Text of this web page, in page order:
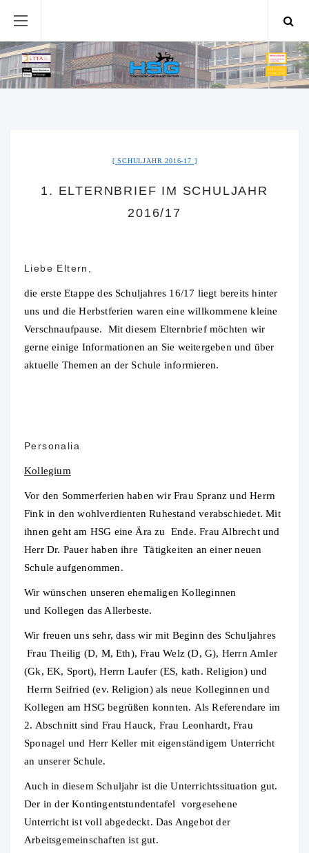
SCHULJAHR 2016-17
1. ELTERNBRIEF IM SCHULJAHR
2016/17
Liebe Eltern,
die erste Etappe des Schuljahres 16/17 liegt bereits hinter
uns und die Herbstferien waren eine willkommene kleine
Verschnaufpause. Mit diesem Elternbrief möchten wir
gerne einige Informationen an Sie weitergeben und über
aktuelle Themen an der Schule informieren.
Personalia
Kollegium
Vor den Sommerferien haben wir Frau Spranz und Herrn
Fink in den wohlverdienten Ruhestand verabschiedet. Mit
ihnen geht am HSG eine Ära zu Ende. Frau Albrecht und
Herr Dr. Pauer haben ihre Tätigkeiten an einer neuen
Schule aufgenommen.
Wir wünschen unseren ehemaligen Kolleginnen
und Kollegen das Allerbeste.
Wir freuen uns sehr, dass wir mit Beginn des Schuljahres
Frau Theilig (D, M, Eth), Frau Welz (D, G), Herrn Amler
(Gk, EK, Sport), Herrn Laufer (ES, kath. Religion) und
Herrn Seifried (ev. Religion) als neue Kolleginnen und
Kollegen am HSG begrüßen konnten. Als Referendare im
2. Abschnitt sind Frau Hauck, Frau Leonhardt, Frau
Sponagel und Herr Keller mit eigenständigem Unterricht
an unserer Schule.
Auch in diesem Schuljahr ist die Unterrichtssituation gut.
Der in der Kontingentstundentafel vorgesehene
Unterricht ist voll abgedeckt. Das Angebot der
Arbeitsgemeinschaften ist gut.